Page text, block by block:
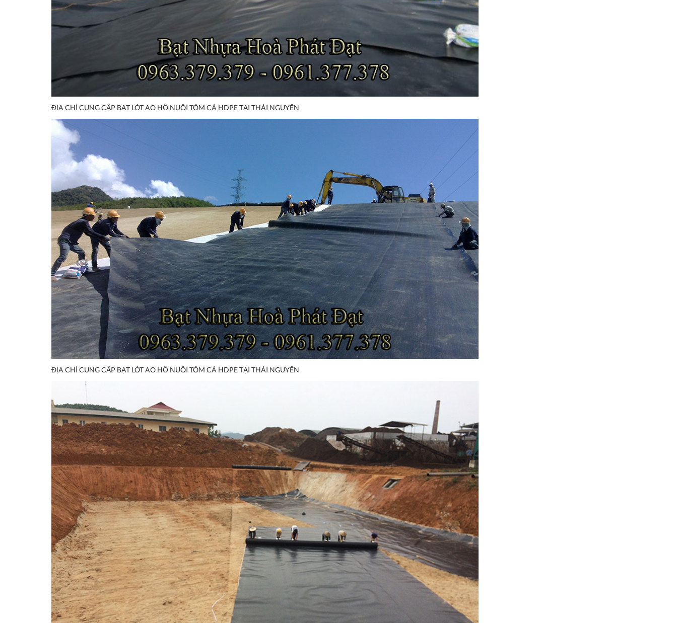
ĐỊA CHỈ CUNG CẤP BẠT LÓT AO HỒ NUÔI TÔM CÁ HDPE TẠI THÁI NGUYÊN
ĐỊA CHỈ CUNG CẤP BẠT LÓT AO HỒ NUÔI TÔM CÁ HDPE TẠI THÁI NGUYÊN